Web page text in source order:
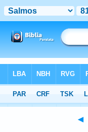
Hebrew> Psalm 81:5
◄